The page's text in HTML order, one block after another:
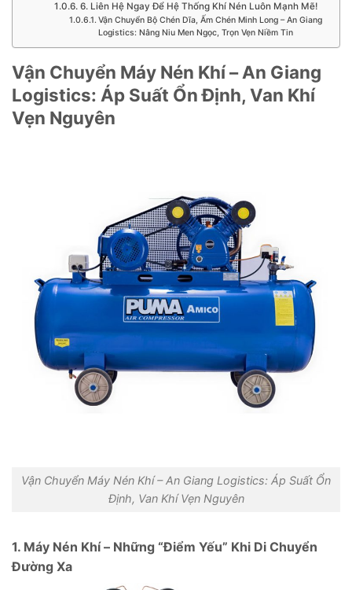
6. Liên Hệ Ngay Để Hệ Thống Khí Nén Luôn Mạnh Mẽ!
Vận Chuyển Bộ Chén Dĩa, Ấm Chén Minh Long – An Giang
Logistics: Nâng Niu Men Ngọc, Trọn Vẹn Niềm Tin
Vận Chuyển Máy Nén Khí – An Giang
Logistics: Áp Suất Ổn Định, Van Khí
Vẹn Nguyên
Vận Chuyển Máy Nén Khí – An Giang Logistics: Áp Suất Ổn
Định, Van Khí Vẹn Nguyên
1. Máy Nén Khí – Những “Điểm Yếu” Khi Di Chuyển
Đường Xa